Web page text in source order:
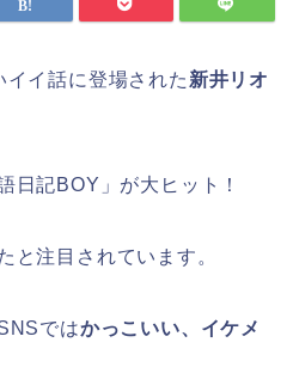
イイ話に登場された 新井リオ
日記BOY」が大ヒット！
と注目されています。
ではかっこいい、イケメ